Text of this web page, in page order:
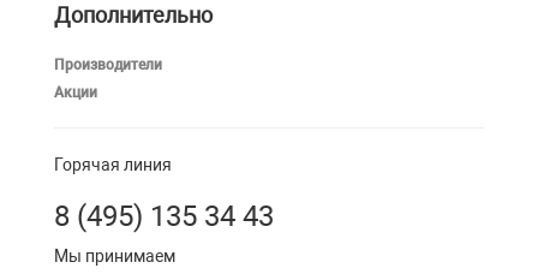
Дополнительно
Производители
Акции
Горячая линия
8 (495) 135 34 43
Мы принимаем